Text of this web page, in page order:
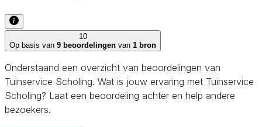
10
Op basis van 9 beoordelingen van 1 bron
Onderstaand een overzicht van beoordelingen van
Tuinservice Scholing. Wat is jouw ervaring met Tuinservice
Scholing? Laat een beoordeling achter en help andere
bezoekers.